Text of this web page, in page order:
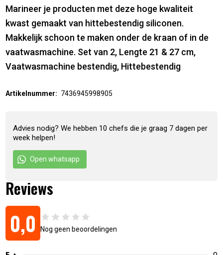
Marineer je producten met deze hoge kwaliteit
kwast gemaakt van hittebestendig siliconen.
Makkelijk schoon te maken onder de kraan of in de
vaatwasmachine. Set van 2, Lengte 21 & 27 cm,
Vaatwasmachine bestendig, Hittebestendig
Artikelnummer: 7436945998905
Advies nodig? We hebben 10 chefs die je graag 7 dagen per
week helpen!
Open whatsapp
Reviews
0,0 Nog geen beoordelingen